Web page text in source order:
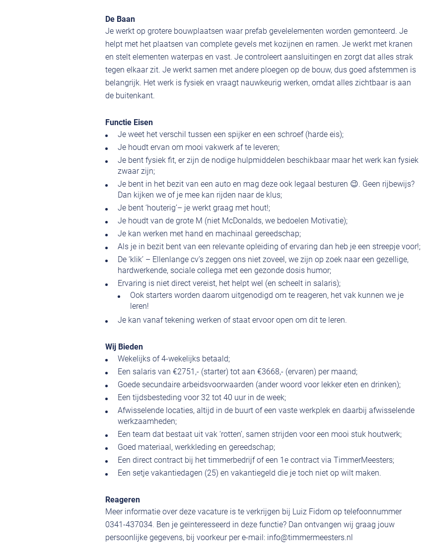
De Baan
Je werkt op grotere bouwplaatsen waar prefab gevelelementen worden gemonteerd. Je
helpt met het plaatsen van complete gevels met kozijnen en ramen. Je werkt met kranen
en stelt elementen waterpas en vast. Je controleert aansluitingen en zorgt dat alles strak
tegen elkaar zit. Je werkt samen met andere ploegen op de bouw, dus goed afstemmen is
belangrijk. Het werk is fysiek en vraagt nauwkeurig werken, omdat alles zichtbaar is aan
de buitenkant.
Functie Eisen
Je weet het verschil tussen een spijker en een schroef (harde eis);
Je houdt ervan om mooi vakwerk af te leveren;
Je bent fysiek fit, er zijn de nodige hulpmiddelen beschikbaar maar het werk kan fysiek
zwaar zijn;
Je bent in het bezit van een auto en mag deze ook legaal besturen 😉. Geen rijbewijs?
Dan kijken we of je mee kan rijden naar de klus;
Je bent ‘houterig’– je werkt graag met hout!;
Je houdt van de grote M (niet McDonalds, we bedoelen Motivatie);
Je kan werken met hand en machinaal gereedschap;
Als je in bezit bent van een relevante opleiding of ervaring dan heb je een streepje voor!;
De ‘klik’ – Ellenlange cv’s zeggen ons niet zoveel, we zijn op zoek naar een gezellige,
hardwerkende, sociale collega met een gezonde dosis humor;
Ervaring is niet direct vereist, het helpt wel (en scheelt in salaris);
Ook starters worden daarom uitgenodigd om te reageren, het vak kunnen we je
leren!
Je kan vanaf tekening werken of staat ervoor open om dit te leren.
Wij Bieden
Wekelijks of 4-wekelijks betaald;
Een salaris van €2751,- (starter) tot aan €3668,- (ervaren) per maand;
Goede secundaire arbeidsvoorwaarden (ander woord voor lekker eten en drinken);
Een tijdsbesteding voor 32 tot 40 uur in de week;
Afwisselende locaties, altijd in de buurt of een vaste werkplek en daarbij afwisselende
werkzaamheden;
Een team dat bestaat uit vak ‘rotten’, samen strijden voor een mooi stuk houtwerk;
Goed materiaal, werkkleding en gereedschap;
Een direct contract bij het timmerbedrijf of een 1e contract via TimmerMeesters;
Een setje vakantiedagen (25) en vakantiegeld die je toch niet op wilt maken.
Reageren
Meer informatie over deze vacature is te verkrijgen bij Luiz Fidom op telefoonnummer
0341-437034. Ben je geïnteresseerd in deze functie? Dan ontvangen wij graag jouw
persoonlijke gegevens, bij voorkeur per e-mail: info@timmermeesters.nl